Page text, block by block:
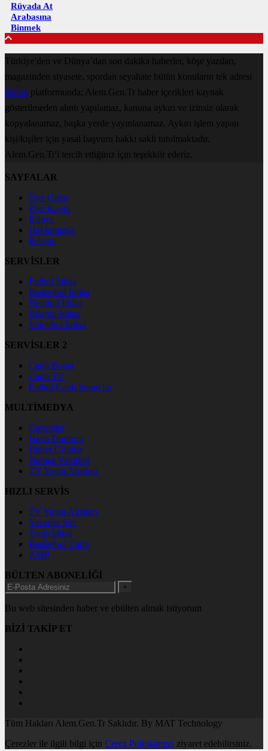
Rüyada At
Arabasına
Binmek
Türkiye'den ve Dünya’dan son dakika haberler, köşe yazıları,
magazinden siyasete, spordan seyahate bütün konuların tek adresi
Haberplatformunda; Alem.Gen.Tr haber içerikleri kaynak
gösterilmeden alıntı yapılamaz, kanuna aykırı ve izinsiz olarak
kopyalanamaz, başka yerde yayınlanamaz. Aykırı işlem yapan
kişi/kişiler için yasal başvuru hakkı saklı tutulmaktadır.
Alem.Gen.Tr'i tercih ettiğiniz için teşekkür ederiz.
SAYFALAR
Üye Girişi
Üye Kaydı
Künye
Hakkımızda
İletişim
SERVİSLER
Futbol İddaa
Basketbol İddaa
Hentbol İddaa
Bilardo İddaa
Voleybol İddaa
SERVİSLER 2
Canlı Borsa
Canlı TV
Futbol Canlı Sonuçlar
MULTİMEDYA
Gazeteler
Hava Durumu
Haber Gönder
Namaz Vakitleri
TV Yayın Akışları
HIZLI SERVİS
TV Yayın Akışları
Yazarlar Site
Tenis İddaa
Basketbol Canlı
AMP
BÜLTEN ABONELİĞİ
+
Bu web sitesinden haber ve ebülten almak istiyorum
BİZİ TAKİP ET
Tüm Hakları Alem.Gen.Tr Saklıdır. By MAT Technology
Çerezler ile ilgili bilgi için Çerez Politikamızı ziyaret edebilirsiniz.